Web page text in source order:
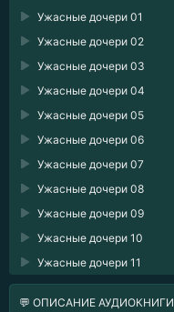
Ужасные дочери 01
Ужасные дочери 02
Ужасные дочери 03
Ужасные дочери 04
Ужасные дочери 05
Ужасные дочери 06
Ужасные дочери 07
Ужасные дочери 08
Ужасные дочери 09
Ужасные дочери 10
Ужасные дочери 11
💬 ОПИСАНИЕ АУДИОКНИГИ